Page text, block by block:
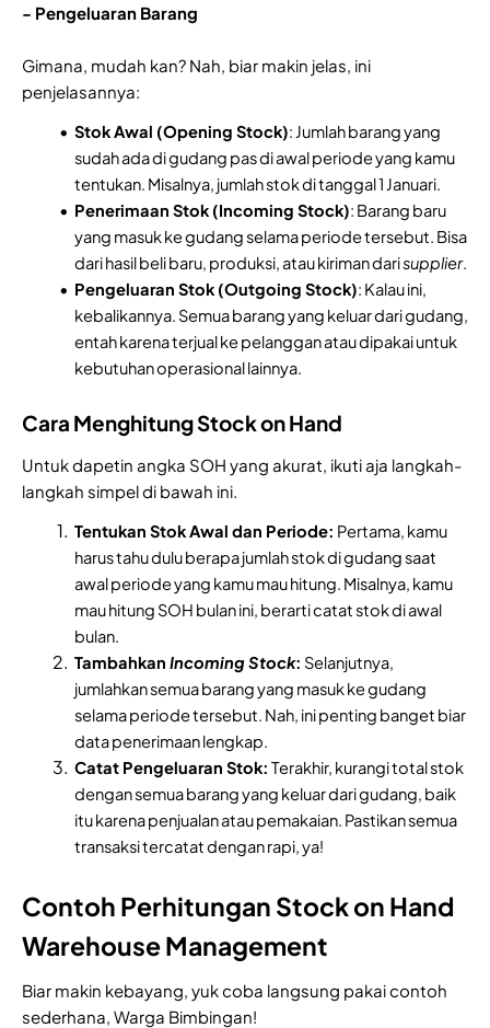
- Pengeluaran Barang
Gimana, mudah kan? Nah, biar makin jelas, ini
penjelasannya:
Stok Awal (Opening Stock): Jumlah barang yang
sudah ada di gudang pas di awal periode yang kamu
tentukan. Misalnya, jumlah stok di tanggal 1 Januari.
Penerimaan Stok (Incoming Stock): Barang baru
yang masuk ke gudang selama periode tersebut. Bisa
dari hasil beli baru, produksi, atau kiriman darisupplier.
Pengeluaran Stok (Outgoing Stock): Kalau ini,
kebalikannya. Semua barang yang keluar dari gudang,
entah karena terjual ke pelanggan atau dipakai untuk
kebutuhan operasional lainnya.
Cara Menghitung Stock on Hand
Untuk dapetin angka SOH yang akurat, ikuti aja langkah-
langkah simpel di bawah ini.
Tentukan Stok Awal dan Periode: Pertama, kamu
harus tahu dulu berapa jumlah stok di gudang saat
awal periode yang kamu mau hitung. Misalnya, kamu
mau hitung SOH bulan ini, berarti catat stok di awal
bulan.
Tambahkan Incoming Stock: Selanjutnya,
jumlahkan semua barang yang masuk ke gudang
selama periode tersebut. Nah, ini penting banget biar
data penerimaan lengkap.
Catat Pengeluaran Stok: Terakhir, kurangi total stok
dengan semua barang yang keluar dari gudang, baik
itu karena penjualan atau pemakaian. Pastikan semua
transaksi tercatat dengan rapi, ya!
Contoh Perhitungan Stock on Hand
Warehouse Management
Biar makin kebayang, yuk coba langsung pakai contoh
sederhana, Warga Bimbingan!